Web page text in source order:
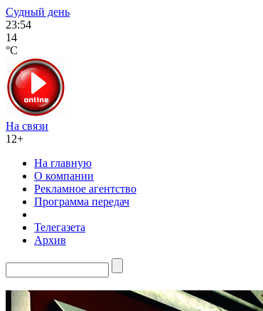
Судный день
23:54
14
°C
На связи
12+
На главную
О компании
Рекламное агентство
Программа передач
Телегазета
Архив